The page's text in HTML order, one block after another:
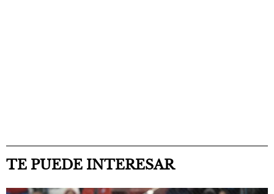
TE PUEDE INTERESAR